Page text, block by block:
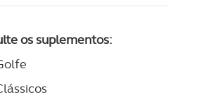
os suplementos: